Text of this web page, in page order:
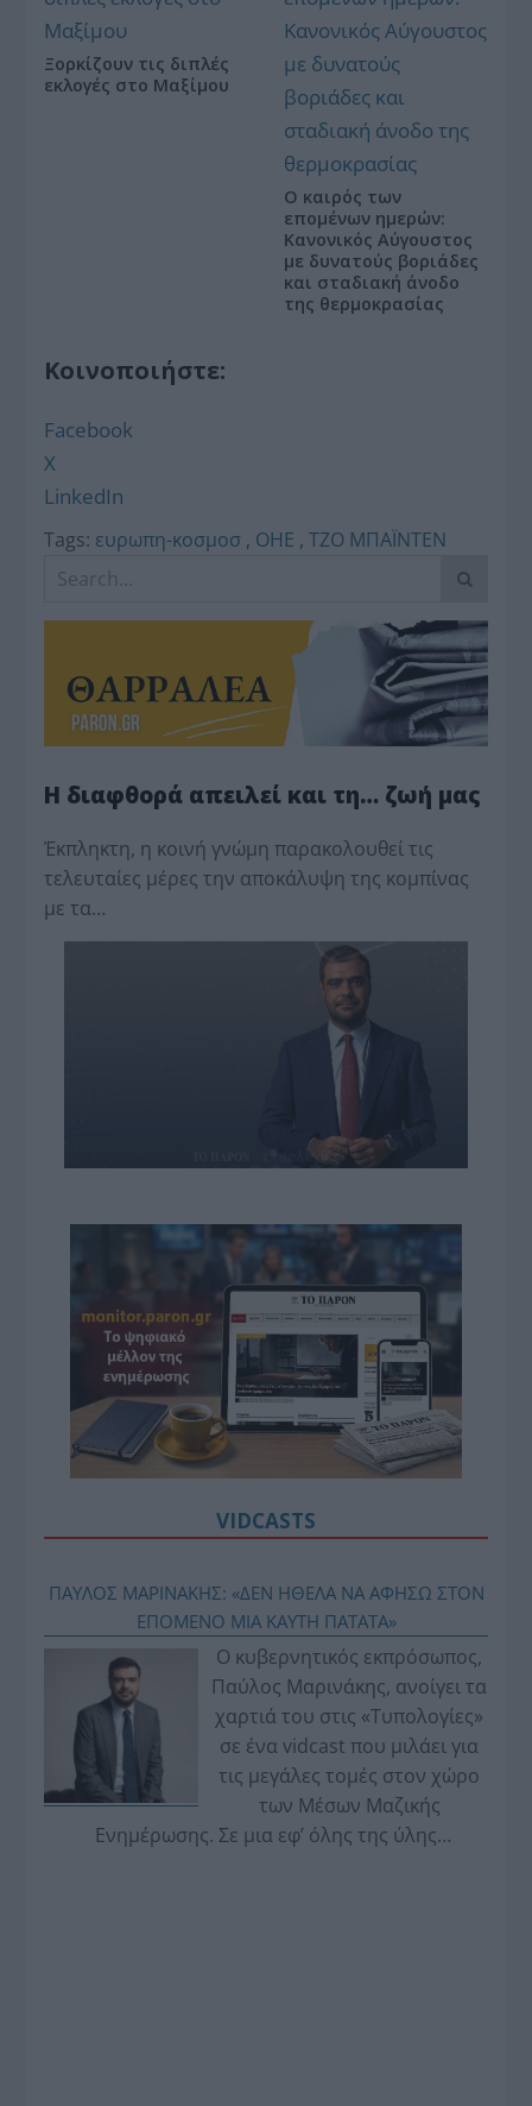
Ξορκίζουν τις διπλές
εκλογές στο Μαξίμου
Ο καιρός των
επομένων ημερών:
Κανονικός Αύγουστος
με δυνατούς βοριάδες
και σταδιακή άνοδο
της θερμοκρασίας
Κοινοποιήστε:
Facebook
X
LinkedIn
Tags: ευρωπη-κοσμοσ , ΟΗΕ ,ΤΖΟ ΜΠΑΪΝΤΕΝ
Η διαφθορά απειλεί και τη… ζωή μας
Έκπληκτη, η κοινή γνώμη παρακολουθεί τις
τελευταίες μέρες την αποκάλυψη της κο­μπίνας
με τα…
VIDCASTS
ΠΑΥΛΟΣ ΜΑΡΙΝΑΚΗΣ: «ΔΕΝ ΗΘΕΛΑ ΝΑ ΑΦΗΣΩ ΣΤΟΝ
ΕΠΟΜΕΝΟ ΜΙΑ ΚΑΥΤΗ ΠΑΤΑΤΑ»
Ο κυβερνητικός εκπρόσωπος,
Παύλος Μαρινάκης, ανοίγει τα
χαρτιά του στις «Τυπολογίες»
σε ένα vidcast που μιλάει για
τις μεγάλες τομές στον χώρο
των Μέσων Μαζικής
Ενημέρωσης. Σε μια εφ’ όλης της ύλης